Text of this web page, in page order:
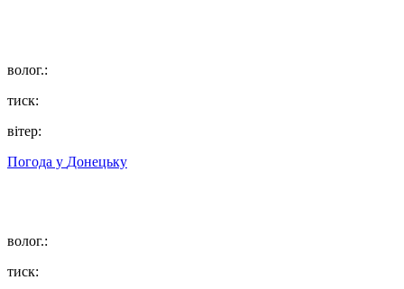
волог.:
тиск:
вітер:
Погода у Донецьку
волог.:
тиск: